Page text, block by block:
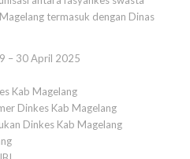
termasuk dengan Dinas
– 30 April 2025
Kab Magelang
Dinkes Kab Magelang
Dinkes Kab Magelang